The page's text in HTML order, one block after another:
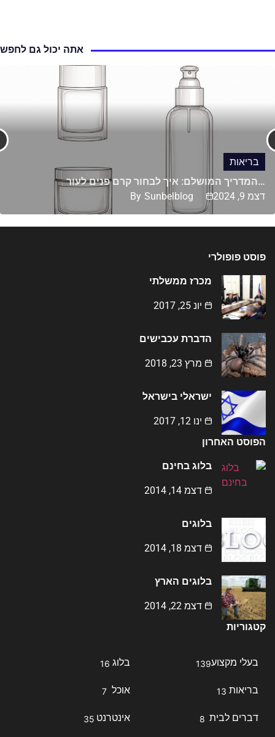
אתה יכול גם לחפש
בריאות
המדריך המושלם: איך לבחור קרם פנים לעור…
By Sunbelblog דצמ 9, 2024
פוסט פופולרי
מכרז ממשלתי
יונ 25, 2017
הדברת עכבישים
מרץ 23, 2018
ישראלי בישראל
ינו 12, 2017
הפוסט האחרון
בלוג בחינם
דצמ 14, 2014
בלוגים
דצמ 18, 2014
בלוגים הארץ
דצמ 22, 2014
קטגוריות
בעלי מקצוע139 בלוג 16
בריאות 13 אוכל 7
דברים לבית 8 אינטרנט 35